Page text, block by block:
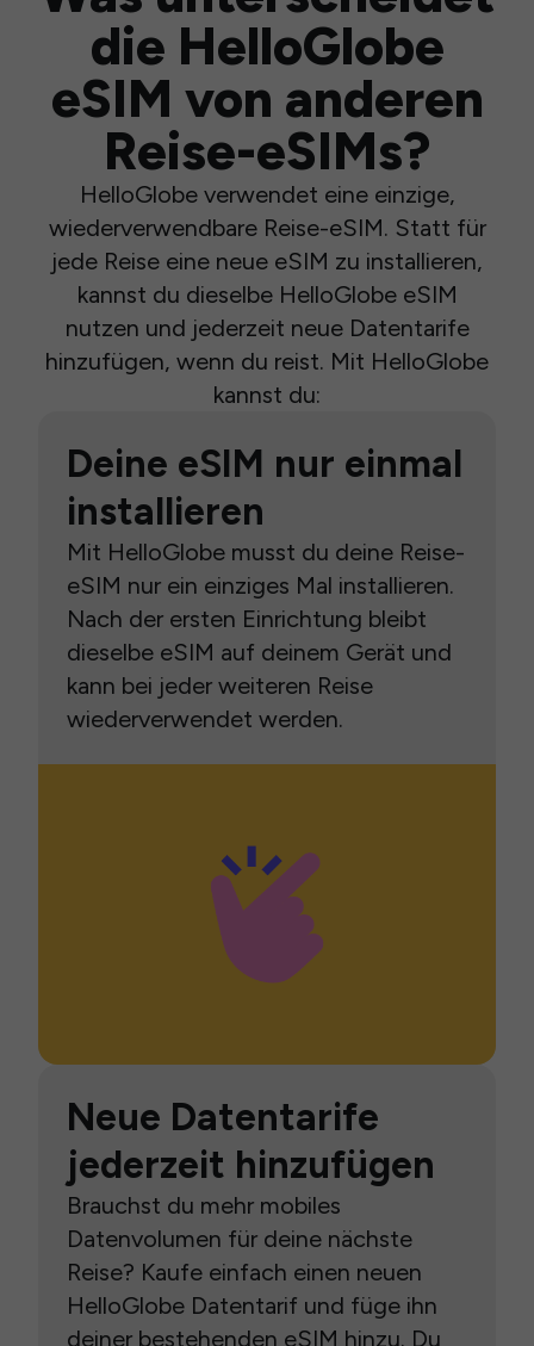
die HelloGlobe
eSIM von anderen
Reise-eSIMs?
HelloGlobe verwendet eine einzige,
wiederverwendbare Reise-eSIM. Statt für
jede Reise eine neue eSIM zu installieren,
kannst du dieselbe HelloGlobe eSIM
nutzen und jederzeit neue Datentarife
hinzufügen, wenn du reist. Mit HelloGlobe
kannst du:
Deine eSIM nur einmal
installieren
Mit HelloGlobe musst du deine Reise-
eSIM nur ein einziges Mal installieren.
Nach der ersten Einrichtung bleibt
dieselbe eSIM auf deinem Gerät und
kann bei jeder weiteren Reise
wiederverwendet werden.
Neue Datentarife
jederzeit hinzufügen
Brauchst du mehr mobiles
Datenvolumen für deine nächste
Reise? Kaufe einfach einen neuen
HelloGlobe Datentarif und füge ihn
deiner bestehenden eSIM hinzu. Du